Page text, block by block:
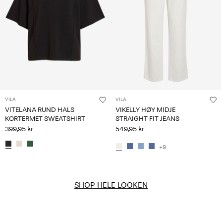
VILA
VITELANA RUND HALS
KORTERMET SWEATSHIRT
399,95 kr
VILA
VIKELLY HØY MIDJE
STRAIGHT FIT JEANS
549,95 kr
+9
SHOP HELE LOOKEN